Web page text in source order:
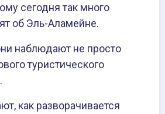
сегодня так много
об Эль-Аламейне.
наблюдают не просто
туристического
как разворачивается